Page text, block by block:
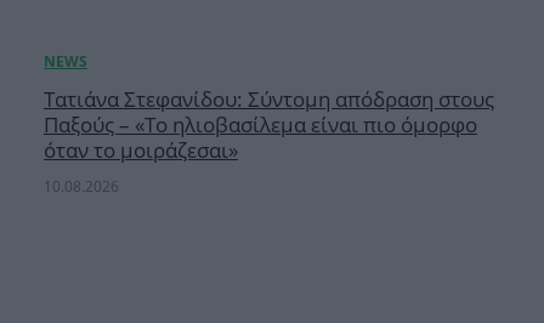
Τατιάνα Στεφανίδου: Σύντομη απόδραση στους
Παξούς – «Το ηλιοβασίλεμα είναι πιο όμορφο
όταν το μοιράζεσαι»
10.08.2026